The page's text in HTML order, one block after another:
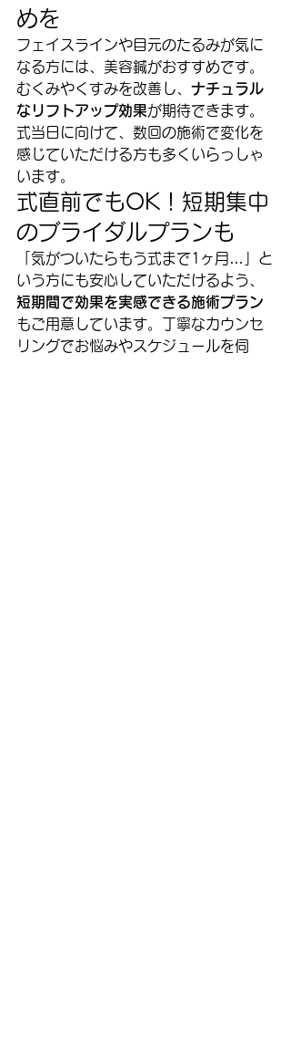
めを
フェイスラインや目元のたるみが気に
なる方には、美容鍼がおすすめです。
むくみやくすみを改善し、 ナチュラル
なリフトアップ効果が期待できます。
式当日に向けて、数回の施術で変化を
感じていただける方も多くいらっしゃ
います。
式直前でもOK！短期集中
のブライダルプランも
「気がついたらもう式まで1ヶ月…」と
いう方にも安心していただけるよう、
短期間で効果を実感できる施術プラン
もご用意しています。丁寧なカウンセ
リングでお悩みやスケジュールを伺